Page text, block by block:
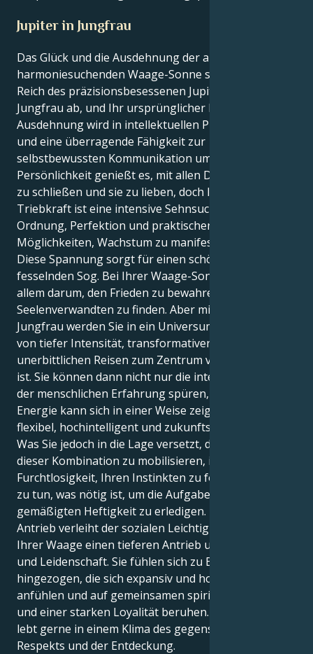
Jupiter in Jungfrau
Das Glück und die Ausdehnung der anmutigen,
harmoniesuchenden Waage-Sonne spielt sich im
Reich des präzisionsbesessenen Jupiters in der
Jungfrau ab, und Ihr ursprünglicher Drang zur
Ausdehnung wird in intellektuellen Pragmatismus
und eine überragende Fähigkeit zur
selbstbewussten Kommunikation umgesetzt. Ihre
Persönlichkeit genießt es, mit allen Dingen Frieden
zu schließen und sie zu lieben, doch Ihre innere
Triebkraft ist eine intensive Sehnsucht nach
Ordnung, Perfektion und praktischen, geerdeten
Möglichkeiten, Wachstum zu manifestieren.
Diese Spannung sorgt für einen schönen und
fesselnden Sog. Bei Ihrer Waage-Sonne geht es vor
allem darum, den Frieden zu bewahren und einen
Seelenverwandten zu finden. Aber mit Jupiter in
Jungfrau werden Sie in ein Universum gezogen, das
von tiefer Intensität, transformativen Zielen und
unerbittlichen Reisen zum Zentrum von allem erfüllt
ist. Sie können dann nicht nur die intellektuelle Tiefe
der menschlichen Erfahrung spüren, sondern Ihre
Energie kann sich in einer Weise zeigen, die äußerst
flexibel, hochintelligent und zukunftsorientiert ist.
Was Sie jedoch in die Lage versetzt, die Energie
dieser Kombination zu mobilisieren, ist Ihre
Furchtlosigkeit, Ihren Instinkten zu folgen und das
zu tun, was nötig ist, um die Aufgabe mit einer
gemäßigten Heftigkeit zu erledigen. Ihr Jungfrau-
Antrieb verleiht der sozialen Leichtigkeit und Anmut
Ihrer Waage einen tieferen Antrieb und gibt ihr Sinn
und Leidenschaft. Sie fühlen sich zu Beziehungen
hingezogen, die sich expansiv und hoffnungsvoll
anfühlen und auf gemeinsamen spirituellen Idealen
und einer starken Loyalität beruhen. Deine Energie
lebt gerne in einem Klima des gegenseitigen
Respekts und der Entdeckung.